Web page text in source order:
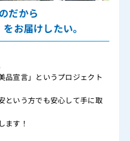
だから
お届けしたい。
品宣言」というプロジェクト
という方でも安心して手に取
ます！